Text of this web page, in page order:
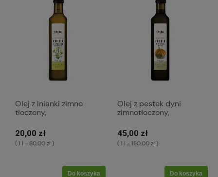
Olej z lnianki zimno
tłoczony,
(K153)
20,00 zł
( 1 l = 80,00 zł )
Do koszyka
Olej z pestek dyni
zimnotłoczony,
(K154)
45,00 zł
( 1 l = 180,00 zł )
Do koszyka